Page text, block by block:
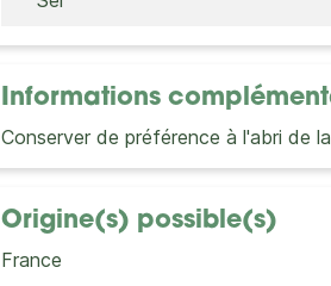
Informations
Conserver de préférence à l'abri de
Origine(s) possible(s)
France